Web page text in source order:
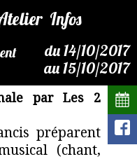
Infos
du 14/10/2017
au 15/10/2017
par Les 2
préparent
(chant,